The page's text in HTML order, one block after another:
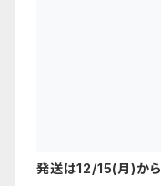
発送は12/15(月)から